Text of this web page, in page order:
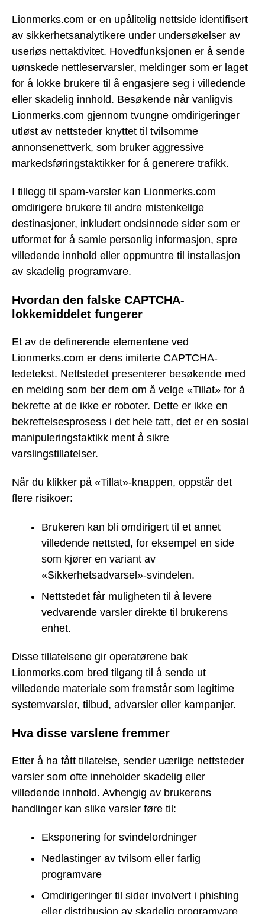
Lionmerks.com er en upålitelig nettside identifisert
av sikkerhetsanalytikere under undersøkelser av
useriøs nettaktivitet. Hovedfunksjonen er å sende
uønskede nettleservarsler, meldinger som er laget
for å lokke brukere til å engasjere seg i villedende
eller skadelig innhold. Besøkende når vanligvis
Lionmerks.com gjennom tvungne omdirigeringer
utløst av nettsteder knyttet til tvilsomme
annonsenettverk, som bruker aggressive
markedsføringstaktikker for å generere trafikk.
I tillegg til spam-varsler kan Lionmerks.com
omdirigere brukere til andre mistenkelige
destinasjoner, inkludert ondsinnede sider som er
utformet for å samle personlig informasjon, spre
villedende innhold eller oppmuntre til installasjon
av skadelig programvare.
Hvordan den falske CAPTCHA-
lokkemiddelet fungerer
Et av de definerende elementene ved
Lionmerks.com er dens imiterte CAPTCHA-
ledetekst. Nettstedet presenterer besøkende med
en melding som ber dem om å velge «Tillat» for å
bekrefte at de ikke er roboter. Dette er ikke en
bekreftelsesprosess i det hele tatt, det er en sosial
manipuleringstaktikk ment å sikre
varslingstillatelser.
Når du klikker på «Tillat»-knappen, oppstår det
flere risikoer:
Brukeren kan bli omdirigert til et annet
villedende nettsted, for eksempel en side
som kjører en variant av
«Sikkerhetsadvarsel»-svindelen.
Nettstedet får muligheten til å levere
vedvarende varsler direkte til brukerens
enhet.
Disse tillatelsene gir operatørene bak
Lionmerks.com bred tilgang til å sende ut
villedende materiale som fremstår som legitime
systemvarsler, tilbud, advarsler eller kampanjer.
Hva disse varslene fremmer
Etter å ha fått tillatelse, sender uærlige nettsteder
varsler som ofte inneholder skadelig eller
villedende innhold. Avhengig av brukerens
handlinger kan slike varsler føre til:
Eksponering for svindelordninger
Nedlastinger av tvilsom eller farlig
programvare
Omdirigeringer til sider involvert i phishing